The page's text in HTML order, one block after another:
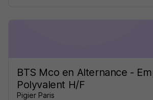
BTS Mco en Alternance -
Polyvalent H/F
Pigier Paris